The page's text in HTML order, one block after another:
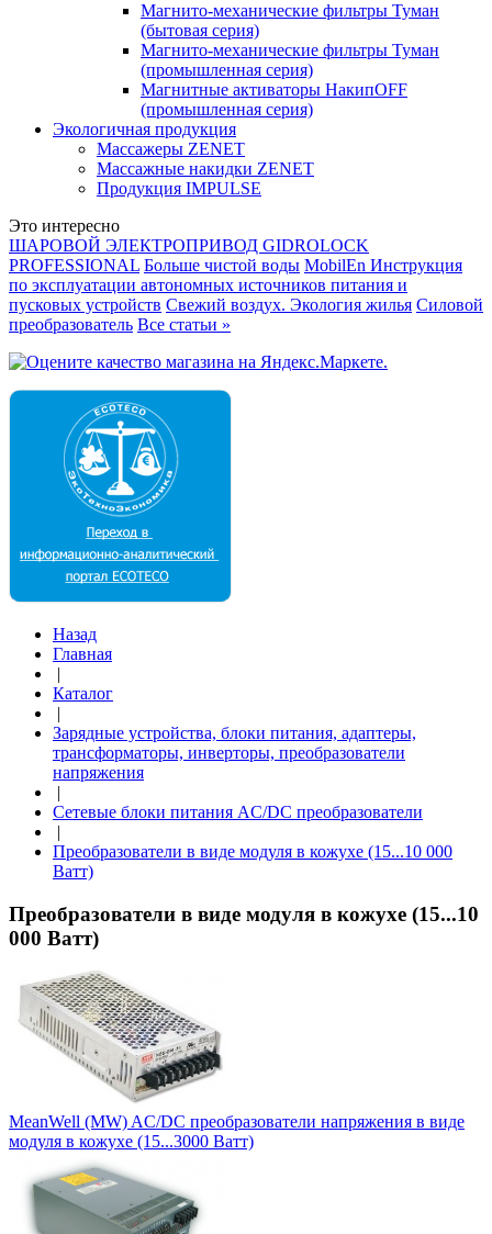
Магнито-механические фильтры Туман
(бытовая серия)
Магнито-механические фильтры Туман
(промышленная серия)
Магнитные активаторы НакипOFF
(промышленная серия)
Экологичная продукция
Массажеры ZENET
Массажные накидки ZENET
Продукция IMPULSE
Это интересно
ШАРОВОЙ ЭЛЕКТРОПРИВОД GIDROLOCK
PROFESSIONAL Больше чистой воды MobilEn Инструкция
по эксплуатации автономных источников питания и
пусковых устройств Свежий воздух. Экология жилья Силовой
преобразователь Все статьи »
Назад
Главная
|
Каталог
|
Зарядные устройства, блоки питания, адаптеры,
трансформаторы, инверторы, преобразователи
напряжения
|
Сетевые блоки питания AC/DC преобразователи
|
Преобразователи в виде модуля в кожухе (15...10 000
Ватт)
Преобразователи в виде модуля в кожухе (15...10
000 Ватт)
MeanWell (MW) AC/DC преобразователи напряжения в виде
модуля в кожухе (15...3000 Ватт)